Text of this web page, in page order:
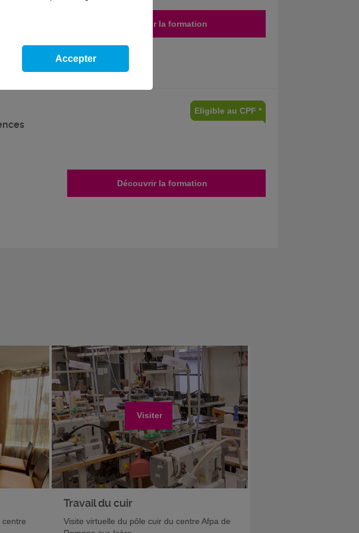
Découvrir la formation
Eligible au CPF *
Découvrir la formation
centre
Visiter
Travail du cuir
Visite virtuelle du pôle cuir du centre Afpa de
Accepter